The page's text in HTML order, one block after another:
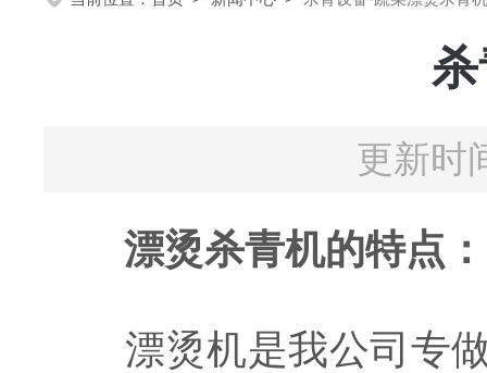
更新时
漂烫杀青机的特点：
漂烫机是我公司专做